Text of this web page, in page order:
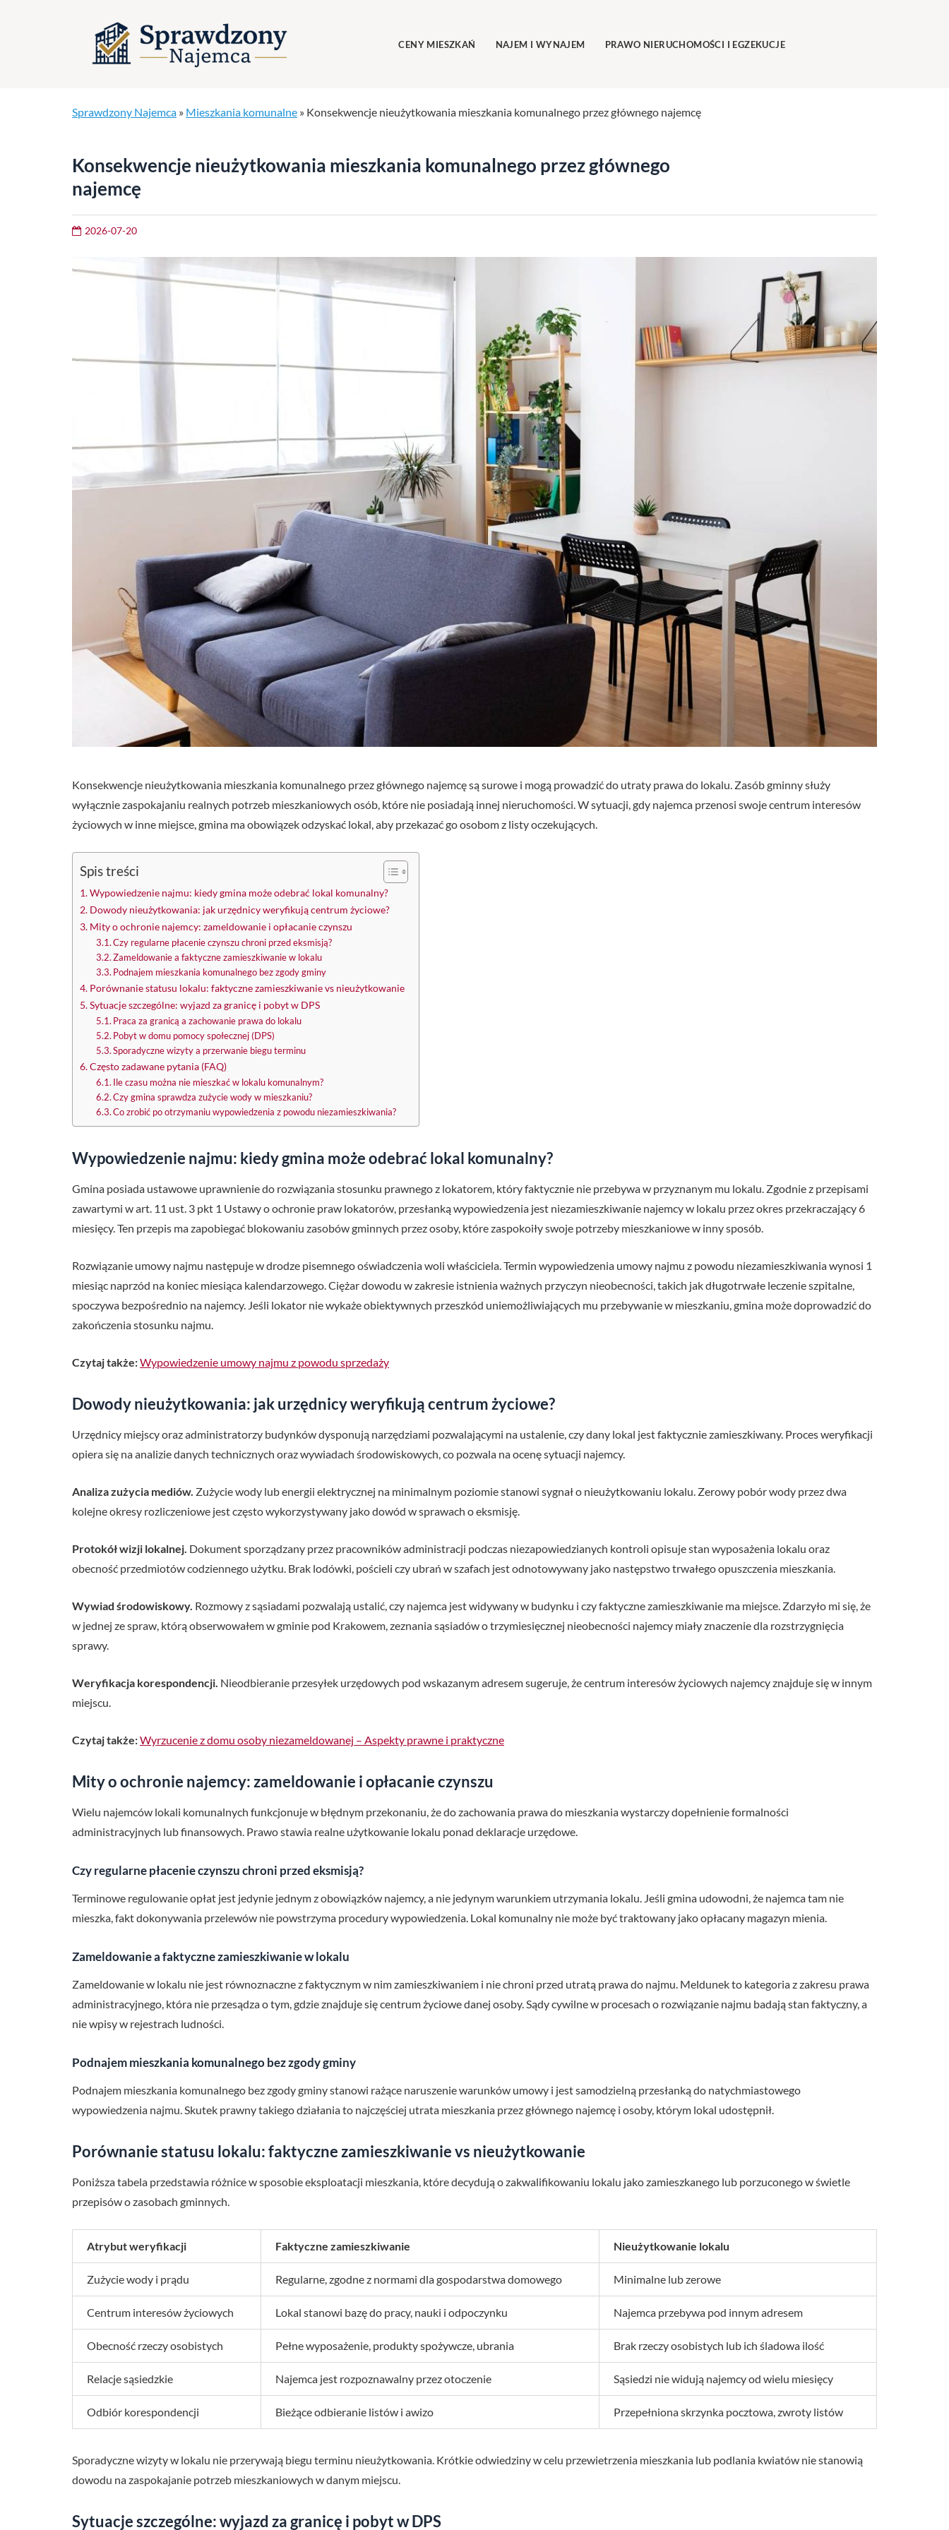
CENY MIESZKAŃ NAJEM I WYNAJEM PRAWO NIERUCHOMOŚCI I EGZEKUCJE
Sprawdzony Najemca » Mieszkania komunalne » Konsekwencje nieużytkowania mieszkania komunalnego przez głównego najemcę
Konsekwencje nieużytkowania mieszkania komunalnego przez głównego
najemcę
2026-07-20
Konsekwencje nieużytkowania mieszkania komunalnego przez głównego najemcę są surowe i mogą prowadzić do utraty prawa do lokalu. Zasób gminny służy
wyłącznie zaspokajaniu realnych potrzeb mieszkaniowych osób, które nie posiadają innej nieruchomości. W sytuacji, gdy najemca przenosi swoje centrum interesów
życiowych w inne miejsce, gmina ma obowiązek odzyskać lokal, aby przekazać go osobom z listy oczekujących.
Spis treści
Wypowiedzenie najmu: kiedy gmina może odebrać lokal komunalny?
Dowody nieużytkowania: jak urzędnicy weryfikują centrum życiowe?
Mity o ochronie najemcy: zameldowanie i opłacanie czynszu
Czy regularne płacenie czynszu chroni przed eksmisją?
Zameldowanie a faktyczne zamieszkiwanie w lokalu
Podnajem mieszkania komunalnego bez zgody gminy
Porównanie statusu lokalu: faktyczne zamieszkiwanie vs nieużytkowanie
Sytuacje szczególne: wyjazd za granicę i pobyt w DPS
Praca za granicą a zachowanie prawa do lokalu
Pobyt w domu pomocy społecznej (DPS)
Sporadyczne wizyty a przerwanie biegu terminu
Często zadawane pytania (FAQ)
Ile czasu można nie mieszkać w lokalu komunalnym?
Czy gmina sprawdza zużycie wody w mieszkaniu?
Co zrobić po otrzymaniu wypowiedzenia z powodu niezamieszkiwania?
Wypowiedzenie najmu: kiedy gmina może odebrać lokal komunalny?
Gmina posiada ustawowe uprawnienie do rozwiązania stosunku prawnego z lokatorem, który faktycznie nie przebywa w przyznanym mu lokalu. Zgodnie z przepisami
zawartymi w art. 11 ust. 3 pkt 1 Ustawy o ochronie praw lokatorów, przesłanką wypowiedzenia jest niezamieszkiwanie najemcy w lokalu przez okres przekraczający 6
miesięcy. Ten przepis ma zapobiegać blokowaniu zasobów gminnych przez osoby, które zaspokoiły swoje potrzeby mieszkaniowe w inny sposób.
Rozwiązanie umowy najmu następuje w drodze pisemnego oświadczenia woli właściciela. Termin wypowiedzenia umowy najmu z powodu niezamieszkiwania wynosi 1
miesiąc naprzód na koniec miesiąca kalendarzowego. Ciężar dowodu w zakresie istnienia ważnych przyczyn nieobecności, takich jak długotrwałe leczenie szpitalne,
spoczywa bezpośrednio na najemcy. Jeśli lokator nie wykaże obiektywnych przeszkód uniemożliwiających mu przebywanie w mieszkaniu, gmina może doprowadzić do
zakończenia stosunku najmu.
Czytaj także:Wypowiedzenie umowy najmu z powodu sprzedaży
Dowody nieużytkowania: jak urzędnicy weryfikują centrum życiowe?
Urzędnicy miejscy oraz administratorzy budynków dysponują narzędziami pozwalającymi na ustalenie, czy dany lokal jest faktycznie zamieszkiwany. Proces weryfikacji
opiera się na analizie danych technicznych oraz wywiadach środowiskowych, co pozwala na ocenę sytuacji najemcy.
Analiza zużycia mediów. Zużycie wody lub energii elektrycznej na minimalnym poziomie stanowi sygnał o nieużytkowaniu lokalu. Zerowy pobór wody przez dwa
kolejne okresy rozliczeniowe jest często wykorzystywany jako dowód w sprawach o eksmisję.
Protokół wizji lokalnej. Dokument sporządzany przez pracowników administracji podczas niezapowiedzianych kontroli opisuje stan wyposażenia lokalu oraz
obecność przedmiotów codziennego użytku. Brak lodówki, pościeli czy ubrań w szafach jest odnotowywany jako następstwo trwałego opuszczenia mieszkania.
Wywiad środowiskowy. Rozmowy z sąsiadami pozwalają ustalić, czy najemca jest widywany w budynku i czy faktyczne zamieszkiwanie ma miejsce. Zdarzyło mi się, że
w jednej ze spraw, którą obserwowałem w gminie pod Krakowem, zeznania sąsiadów o trzymiesięcznej nieobecności najemcy miały znaczenie dla rozstrzygnięcia
sprawy.
Weryfikacja korespondencji. Nieodbieranie przesyłek urzędowych pod wskazanym adresem sugeruje, że centrum interesów życiowych najemcy znajduje się w innym
miejscu.
Czytaj także:Wyrzucenie z domu osoby niezameldowanej – Aspekty prawne i praktyczne
Mity o ochronie najemcy: zameldowanie i opłacanie czynszu
Wielu najemców lokali komunalnych funkcjonuje w błędnym przekonaniu, że do zachowania prawa do mieszkania wystarczy dopełnienie formalności
administracyjnych lub finansowych. Prawo stawia realne użytkowanie lokalu ponad deklaracje urzędowe.
Czy regularne płacenie czynszu chroni przed eksmisją?
Terminowe regulowanie opłat jest jedynie jednym z obowiązków najemcy, a nie jedynym warunkiem utrzymania lokalu. Jeśli gmina udowodni, że najemca tam nie
mieszka, fakt dokonywania przelewów nie powstrzyma procedury wypowiedzenia. Lokal komunalny nie może być traktowany jako opłacany magazyn mienia.
Zameldowanie a faktyczne zamieszkiwanie w lokalu
Zameldowanie w lokalu nie jest równoznaczne z faktycznym w nim zamieszkiwaniem i nie chroni przed utratą prawa do najmu. Meldunek to kategoria z zakresu prawa
administracyjnego, która nie przesądza o tym, gdzie znajduje się centrum życiowe danej osoby. Sądy cywilne w procesach o rozwiązanie najmu badają stan faktyczny, a
nie wpisy w rejestrach ludności.
Podnajem mieszkania komunalnego bez zgody gminy
Podnajem mieszkania komunalnego bez zgody gminy stanowi rażące naruszenie warunków umowy i jest samodzielną przesłanką do natychmiastowego
wypowiedzenia najmu. Skutek prawny takiego działania to najczęściej utrata mieszkania przez głównego najemcę i osoby, którym lokal udostępnił.
Porównanie statusu lokalu: faktyczne zamieszkiwanie vs nieużytkowanie
Poniższa tabela przedstawia różnice w sposobie eksploatacji mieszkania, które decydują o zakwalifikowaniu lokalu jako zamieszkanego lub porzuconego w świetle
przepisów o zasobach gminnych.
Atrybut weryfikacji Faktyczne zamieszkiwanie Nieużytkowanie lokalu
Zużycie wody i prądu Regularne, zgodne z normami dla gospodarstwa domowego Minimalne lub zerowe
Centrum interesów życiowych Lokal stanowi bazę do pracy, nauki i odpoczynku Najemca przebywa pod innym adresem
Obecność rzeczy osobistych Pełne wyposażenie, produkty spożywcze, ubrania Brak rzeczy osobistych lub ich śladowa ilość
Relacje sąsiedzkie Najemca jest rozpoznawalny przez otoczenie Sąsiedzi nie widują najemcy od wielu miesięcy
Odbiór korespondencji Bieżące odbieranie listów i awizo Przepełniona skrzynka pocztowa, zwroty listów
Sporadyczne wizyty w lokalu nie przerywają biegu terminu nieużytkowania. Krótkie odwiedziny w celu przewietrzenia mieszkania lub podlania kwiatów nie stanowią
dowodu na zaspokajanie potrzeb mieszkaniowych w danym miejscu.
Sytuacje szczególne: wyjazd za granicę i pobyt w DPS